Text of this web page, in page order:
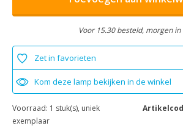
Voor 15.30 besteld, morgen in
Zet in favorieten
Kom deze lamp bekijken in de winkel
Voorraad: 1 stuk(s), uniek
exemplaar